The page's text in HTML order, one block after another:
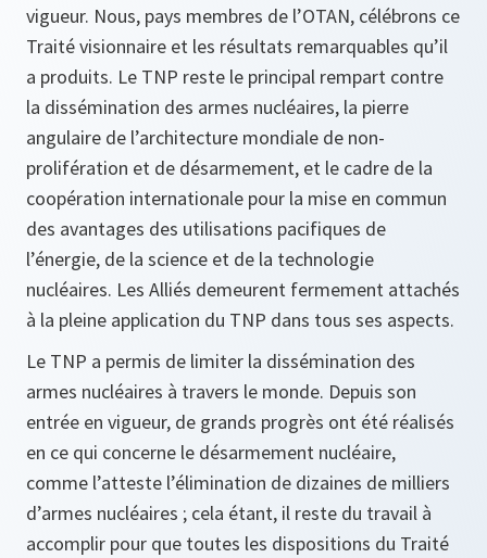
vigueur. Nous, pays membres de l’OTAN, célébrons ce
Traité visionnaire et les résultats remarquables qu’il
a produits. Le TNP reste le principal rempart contre
la dissémination des armes nucléaires, la pierre
angulaire de l’architecture mondiale de non-
prolifération et de désarmement, et le cadre de la
coopération internationale pour la mise en commun
des avantages des utilisations pacifiques de
l’énergie, de la science et de la technologie
nucléaires. Les Alliés demeurent fermement attachés
à la pleine application du TNP dans tous ses aspects.
Le TNP a permis de limiter la dissémination des
armes nucléaires à travers le monde. Depuis son
entrée en vigueur, de grands progrès ont été réalisés
en ce qui concerne le désarmement nucléaire,
comme l’atteste l’élimination de dizaines de milliers
d’armes nucléaires ; cela étant, il reste du travail à
accomplir pour que toutes les dispositions du Traité